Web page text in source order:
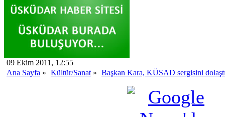
09 Ekim 2011, 12:55
Ana Sayfa » Kültür/Sanat » Başkan Kara, KÜSAD sergisini